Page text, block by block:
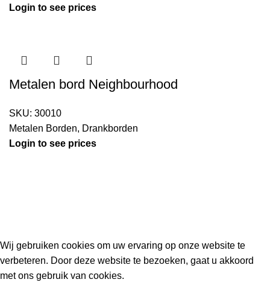
Login to see prices
Metalen bord Neighbourhood
SKU: 30010
Metalen Borden, Drankborden
Login to see prices
Wij gebruiken cookies om uw ervaring op onze website te
verbeteren. Door deze website te bezoeken, gaat u akkoord
met ons gebruik van cookies.